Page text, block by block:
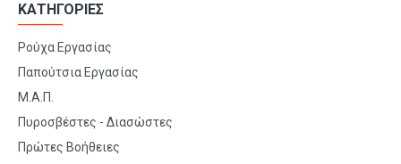
ΚΑΤΗΓΟΡΙΕΣ
Ρούχα Εργασίας
Παπούτσια Εργασίας
Μ.Α.Π.
Πυροσβέστες - Διασώστες
Πρώτες Βοήθειες